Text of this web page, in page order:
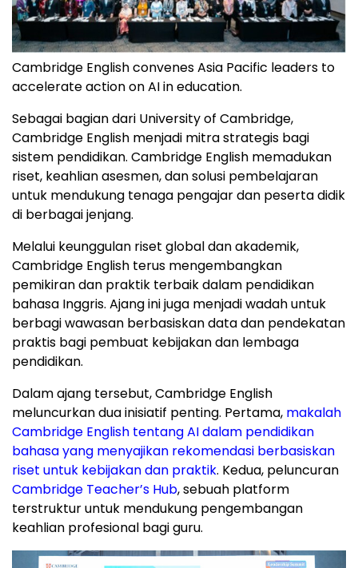
Cambridge English convenes Asia Pacific leaders to
accelerate action on AI in education.
Sebagai bagian dari University of Cambridge,
Cambridge English menjadi mitra strategis bagi
sistem pendidikan. Cambridge English memadukan
riset, keahlian asesmen, dan solusi pembelajaran
untuk mendukung tenaga pengajar dan peserta didik
di berbagai jenjang.
Melalui keunggulan riset global dan akademik,
Cambridge English terus mengembangkan
pemikiran dan praktik terbaik dalam pendidikan
bahasa Inggris. Ajang ini juga menjadi wadah untuk
berbagi wawasan berbasiskan data dan pendekatan
praktis bagi pembuat kebijakan dan lembaga
pendidikan.
Dalam ajang tersebut, Cambridge English
meluncurkan dua inisiatif penting. Pertama, makalah
Cambridge English tentang AI dalam pendidikan
bahasa yang menyajikan rekomendasi berbasiskan
riset untuk kebijakan dan praktik. Kedua, peluncuran
Cambridge Teacher’s Hub, sebuah platform
terstruktur untuk mendukung pengembangan
keahlian profesional bagi guru.